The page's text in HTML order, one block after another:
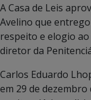
A Casa de Leis
Avelino que
respeito e elogio
diretor da
Carlos Eduardo
em 29 de dezembro